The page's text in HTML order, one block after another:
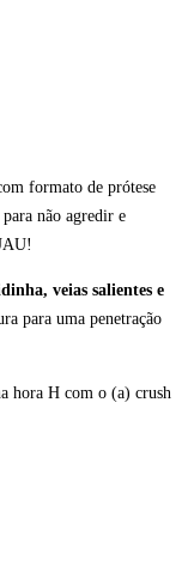
formato de prótese
não agredir e
veias salientes e
para uma penetração
hora H com o (a) crush